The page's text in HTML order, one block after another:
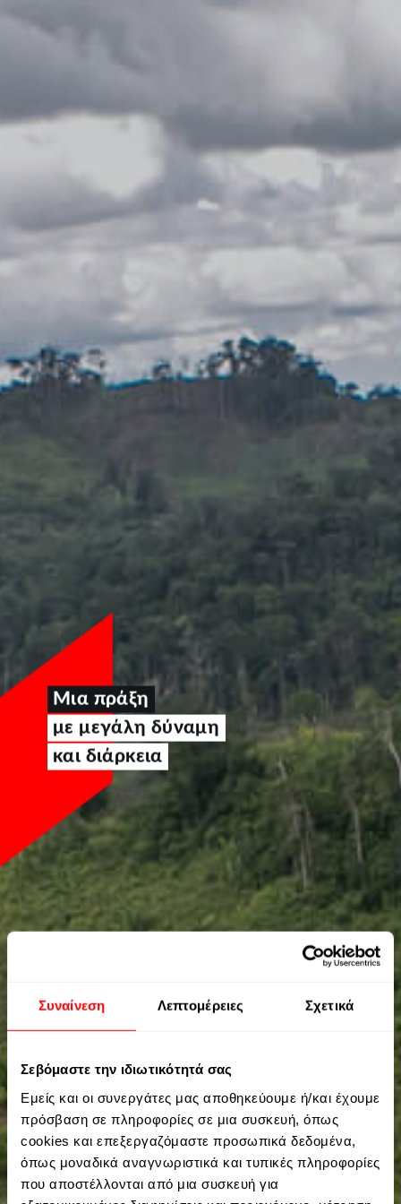
Συναίνεση Λεπτομέρειες Σχετικά
Σεβόμαστε την ιδιωτικότητά σας
Εμείς και οι συνεργάτες μας αποθηκεύουμε ή/και έχουμε
πρόσβαση σε πληροφορίες σε μια συσκευή, όπως
cookies και επεξεργαζόμαστε προσωπικά δεδομένα,
όπως μοναδικά αναγνωριστικά και τυπικές πληροφορίες
που αποστέλλονται από μια συσκευή για
Μια πράξη
με μεγάλη δύναμη
και διάρκεια